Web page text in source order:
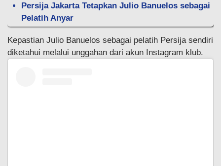
Persija Jakarta Tetapkan Julio Banuelos sebagai
Pelatih Anyar
Kepastian Julio Banuelos sebagai pelatih Persija sendiri
diketahui melalui unggahan dari akun Instagram klub.